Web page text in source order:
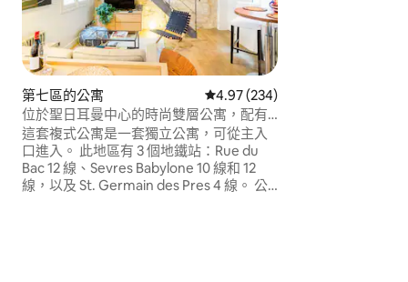
第七區的公寓 從 234 則評價中獲得 4.97 的平均
4.97 (234)
位於聖日耳曼中心的時尚雙層公寓，配有
空調
這套複式公寓是一套獨立公寓，可從主入
口進入。 此地區有 3 個地鐵站：Rue du
Bac 12 線、Sevres Babylone 10 線和 12
線，以及 St. Germain des Pres 4 線。 公